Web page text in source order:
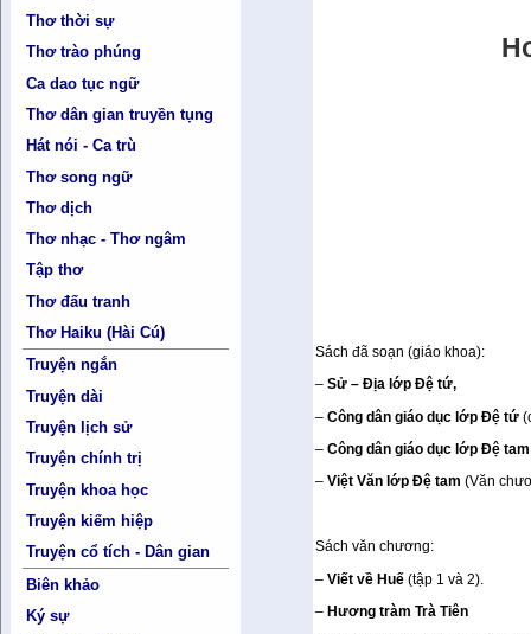
Thơ thời sự
Thơ trào phúng
Ca dao tục ngữ
Thơ dân gian truyền tụng
Hát nói - Ca trù
Thơ song ngữ
Thơ dịch
Thơ nhạc - Thơ ngâm
Tập thơ
Thơ đấu tranh
Thơ Haiku (Hài Cú)
Truyện ngắn
Truyện dài
Truyện lịch sử
Truyện chính trị
Truyện khoa học
Truyện kiếm hiệp
Truyện cổ tích - Dân gian
Biên khảo
Ký sự
Sách đã soạn (giáo khoa):
– Sử – Địa lớp Đệ tứ,
– Công dân giáo dục lớp Đệ tứ
– Công dân giáo dục lớp Đệ tam
– Việt Văn lớp Đệ tam (Văn
Sách văn chương:
– Viết về Huế (tập 1 và 2).
– Hương tràm Trà Tiên